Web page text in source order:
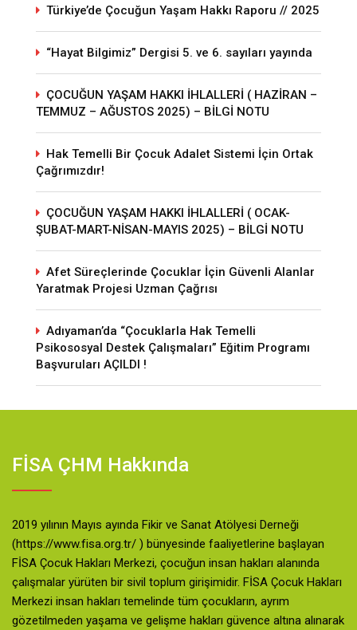
Türkiye’de Çocuğun Yaşam Hakkı Raporu // 2025
“Hayat Bilgimiz” Dergisi 5. ve 6. sayıları yayında
ÇOCUĞUN YAŞAM HAKKI İHLALLERİ ( HAZİRAN –
TEMMUZ – AĞUSTOS 2025) – BİLGİ NOTU
Hak Temelli Bir Çocuk Adalet Sistemi İçin Ortak
Çağrımızdır!
ÇOCUĞUN YAŞAM HAKKI İHLALLERİ ( OCAK-
ŞUBAT-MART-NİSAN-MAYIS 2025) – BİLGİ NOTU
Afet Süreçlerinde Çocuklar İçin Güvenli Alanlar
Yaratmak Projesi Uzman Çağrısı
Adıyaman’da “Çocuklarla Hak Temelli
Psikososyal Destek Çalışmaları” Eğitim Programı
Başvuruları AÇILDI !
FİSA ÇHM Hakkında
2019 yılının Mayıs ayında Fikir ve Sanat Atölyesi Derneği
(https://www.fisa.org.tr/ ) bünyesinde faaliyetlerine başlayan
FİSA Çocuk Hakları Merkezi, çocuğun insan hakları alanında
çalışmalar yürüten bir sivil toplum girişimidir. FİSA Çocuk Hakları
Merkezi insan hakları temelinde tüm çocukların, ayrım
gözetilmeden yaşama ve gelişme hakları güvence altına alınarak